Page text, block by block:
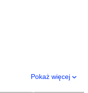
Pokaż więcej